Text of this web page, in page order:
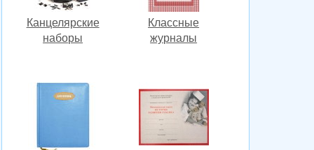
Канцелярские
наборы
Классные
журналы